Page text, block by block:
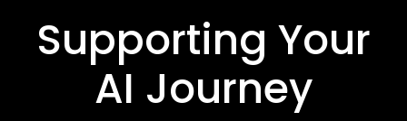
Supporting Your
AI Journey